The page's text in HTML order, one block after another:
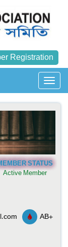
Registration
STATUS
Active Member
AB+